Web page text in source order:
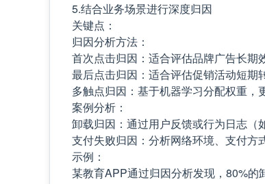
5.结合业务场景进行深度归因
关键点：
归因分析方法：
首次点击归因：适合评估品牌广告长期
最后点击归因：适合评估促销活动短期
多触点归因：基于机器学习分配权重，
案例分析：
卸载归因：通过用户反馈或行为日志（
支付失败归因：分析网络环境、支付方
示例：
某教育APP通过归因分析发现，80%的